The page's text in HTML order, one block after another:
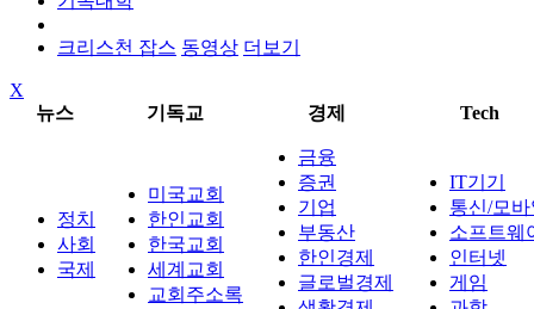
크리스천 잡스 동영상 더보기
X
뉴스
기독교 경제 Tech
정치
사회
국제
미국교회
한인교회
한국교회
세계교회
교회주소록
금융
증권
기업
부동산
한인경제
글로벌경제
IT기기
통신/모
소프트웨
인터넷
게임